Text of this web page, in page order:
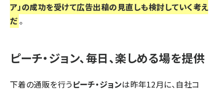
ア」の成功を受けて広告出稿の見直しも検討していく考え
だ。
ピーチ・ジョン、毎日、楽しめる場を提供
下着の通販を行うピーチ・ジョンは昨年12月に、自社コ